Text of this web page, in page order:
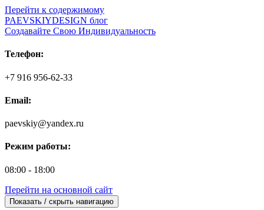
Перейти к содержимому
PAEVSKIYDESIGN блог
Создавайте Свою Индивидуальность
Телефон:
+7 916 956-62-33
Email:
paevskiy@yandex.ru
Режим работы:
08:00 - 18:00
Перейти на основной сайт
Показать / скрыть навигацию